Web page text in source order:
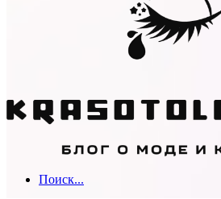
Поиск...